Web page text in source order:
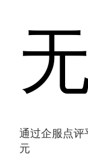
通过企服点评
元